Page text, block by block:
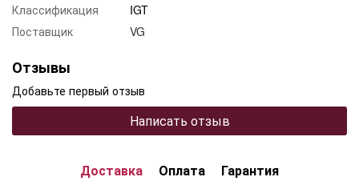
Классификация
IGT
Поставщик
VG
Отзывы
Добавьте первый отзыв
Написать отзыв
Доставка Оплата Гарантия